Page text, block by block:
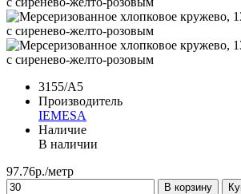
3155/A5
Производитель
IEMESA
Наличие
В наличии
97.76р./метр
В корзину